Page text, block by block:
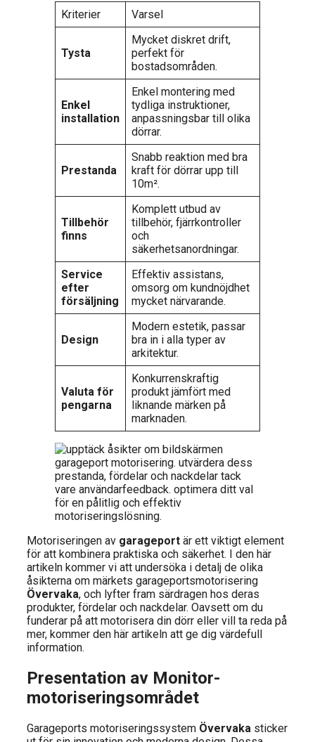
Kriterier Varsel
Tysta
Mycket diskret drift,
perfekt för
bostadsområden.
Enkel
installation
Enkel montering med
tydliga instruktioner,
anpassningsbar till olika
dörrar.
Prestanda
Snabb reaktion med bra
kraft för dörrar upp till
10m².
Tillbehör
finns
Komplett utbud av
tillbehör, fjärrkontroller
och
säkerhetsanordningar.
Service
efter
försäljning
Effektiv assistans,
omsorg om kundnöjdhet
mycket närvarande.
Design
Modern estetik, passar
bra in i alla typer av
arkitektur.
Valuta för
pengarna
Konkurrenskraftig
produkt jämfört med
liknande märken på
marknaden.
Motoriseringen av garageport är ett viktigt element
för att kombinera praktiska och säkerhet. I den här
artikeln kommer vi att undersöka i detalj de olika
åsikterna om märkets garageportsmotorisering
Övervaka, och lyfter fram särdragen hos deras
produkter, fördelar och nackdelar. Oavsett om du
funderar på att motorisera din dörr eller vill ta reda på
mer, kommer den här artikeln att ge dig värdefull
information.
Presentation av Monitor-
motoriseringsområdet
Garageports motoriseringssystem Övervaka sticker